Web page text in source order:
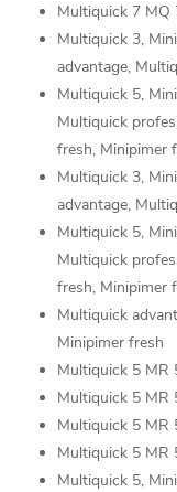
Multiquick 7 MQ
Multiquick 3,
advantage,
Multiquick 5,
Multiquick
fresh, Minipimer
Multiquick 3,
advantage,
Multiquick 5,
Multiquick
fresh, Minipimer
Multiquick
Minipimer fresh
Multiquick 5 MR
Multiquick 5 MR
Multiquick 5 MR
Multiquick 5 MR
Multiquick 5,